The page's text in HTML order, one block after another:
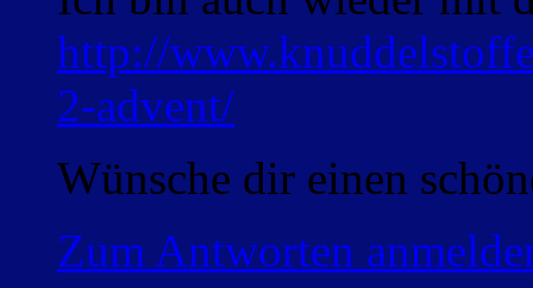
http://
2-advent/
Wünsche dir einen
Zum Antworten